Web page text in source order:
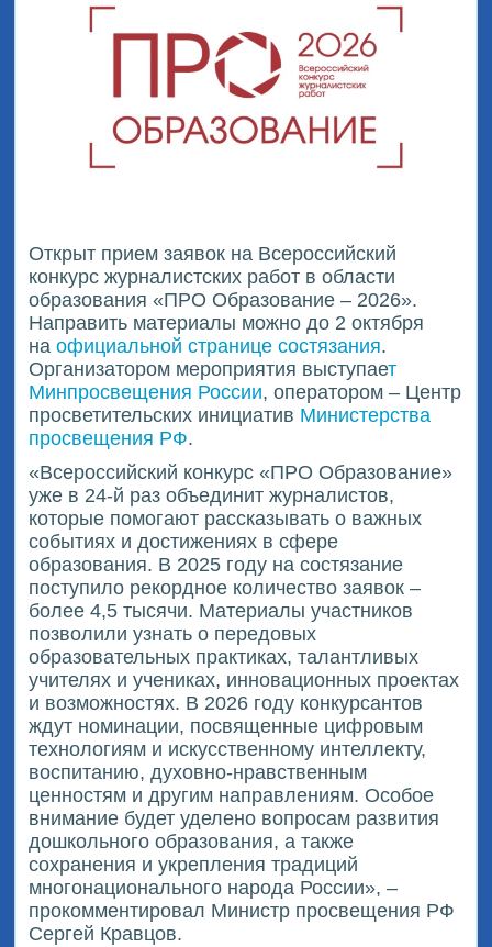
Открыт прием заявок на Всероссийский
конкурс журналистских работ в области
образования «ПРО Образование – 2026».
Направить материалы можно до 2 октября
наофициальной странице состязания.
Организатором мероприятия выступает
Минпросвещения России, оператором – Центр
просветительских инициатив Министерства
просвещения РФ.
«Всероссийский конкурс «ПРО Образование»
уже в 24-й раз объединит журналистов,
которые помогают рассказывать о важных
событиях и достижениях в сфере
образования. В 2025 году на состязание
поступило рекордное количество заявок –
более 4,5 тысячи. Материалы участников
позволили узнать о передовых
образовательных практиках, талантливых
учителях и учениках, инновационных проектах
и возможностях. В 2026 году конкурсантов
ждут номинации, посвященные цифровым
технологиям и искусственному интеллекту,
воспитанию, духовно-нравственным
ценностям и другим направлениям. Особое
внимание будет уделено вопросам развития
дошкольного образования, а также
сохранения и укрепления традиций
многонационального народа России», –
прокомментировал Министр просвещения РФ
Сергей Кравцов.